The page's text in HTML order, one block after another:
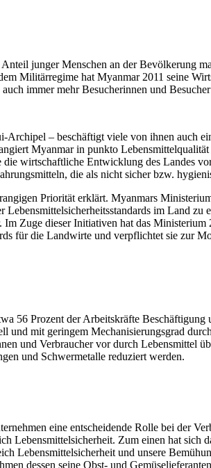
junger Menschen an der Bevölkerung
Militärregime hat Myanmar 2011 seine
immer mehr Besucherinnen und
– beschäftigt viele von ihnen auch
Myanmar in punkto
wirtschaftliche Entwicklung des Landes
die als nicht sicher bzw.
Priorität erklärt. Myanmars
im Land zu
Zuge dieser Initiativen hat das
für die Landwirte und verpflichtet sie zur
56 Prozent der Arbeitskräfte
mit geringem Mechanisierungsgrad
und Verbraucher vor durch Lebensmittel
und Schwermetalle reduziert werden.
eine entscheidende Rolle bei der
Zum einen hat sich
Lebensmittelsicherheit und unsere
dessen seine Obst- und